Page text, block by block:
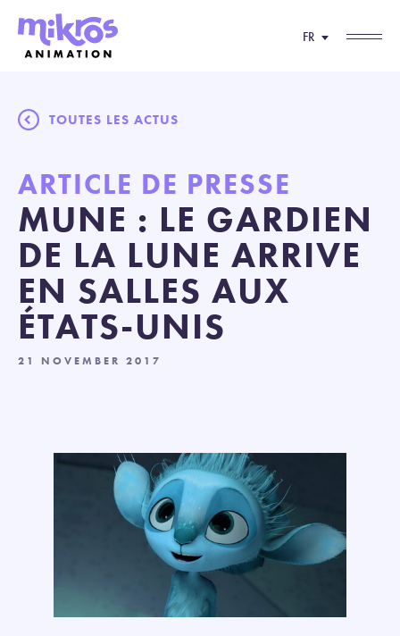
FR
TOUTES LES ACTUS
ARTICLE DE PRESSE
MUNE : LE GARDIEN
DE LA LUNE ARRIVE
EN SALLES AUX
ÉTATS-UNIS
21 NOVEMBER 2017